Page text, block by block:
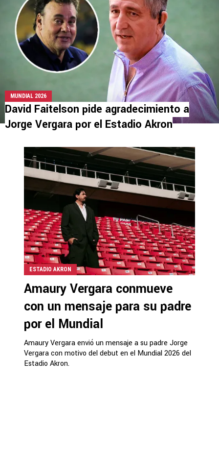
MUNDIAL 2026
David Faitelson pide agradecimiento a
Jorge Vergara por el Estadio Akron
ESTADIO AKRON
Amaury Vergara conmueve
con un mensaje para su padre
por el Mundial
Amaury Vergara envió un mensaje a su padre Jorge
Vergara con motivo del debut en el Mundial 2026 del
Estadio Akron.